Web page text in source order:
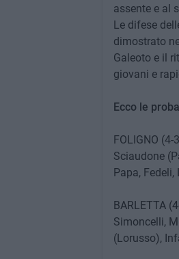
assente e al
Le difese
dimostrato
Galeoto e il
giovani e
Ecco le
FOLIGNO
Sciaudone
Papa,
BARLETTA
Simoncelli,
(Lorusso),